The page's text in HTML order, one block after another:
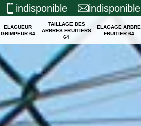
indisponible indisponible
ELAGUEUR
GRIMPEUR 64
TAILLAGE DES
ARBRES FRUITIERS
64
ELAGAGE ARBRE
FRUITIER 64